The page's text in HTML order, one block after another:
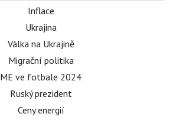
Inflace
Ukrajina
Válka na Ukrajině
Migrační politika
ME ve fotbale 2024
Ruský prezident
Ceny energií